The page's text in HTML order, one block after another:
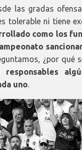
las gradas
tolerable ni tiene
como los
¿por qué
responsables
uno.